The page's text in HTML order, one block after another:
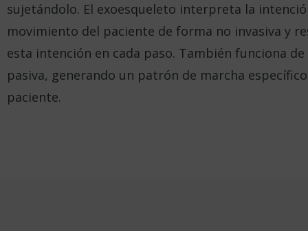
sujetándolo. El exoesqueleto interpreta la
movimiento del paciente de forma no invasiva y
esta intención en cada paso. También funciona de
pasiva, generando un patrón de marcha
paciente.